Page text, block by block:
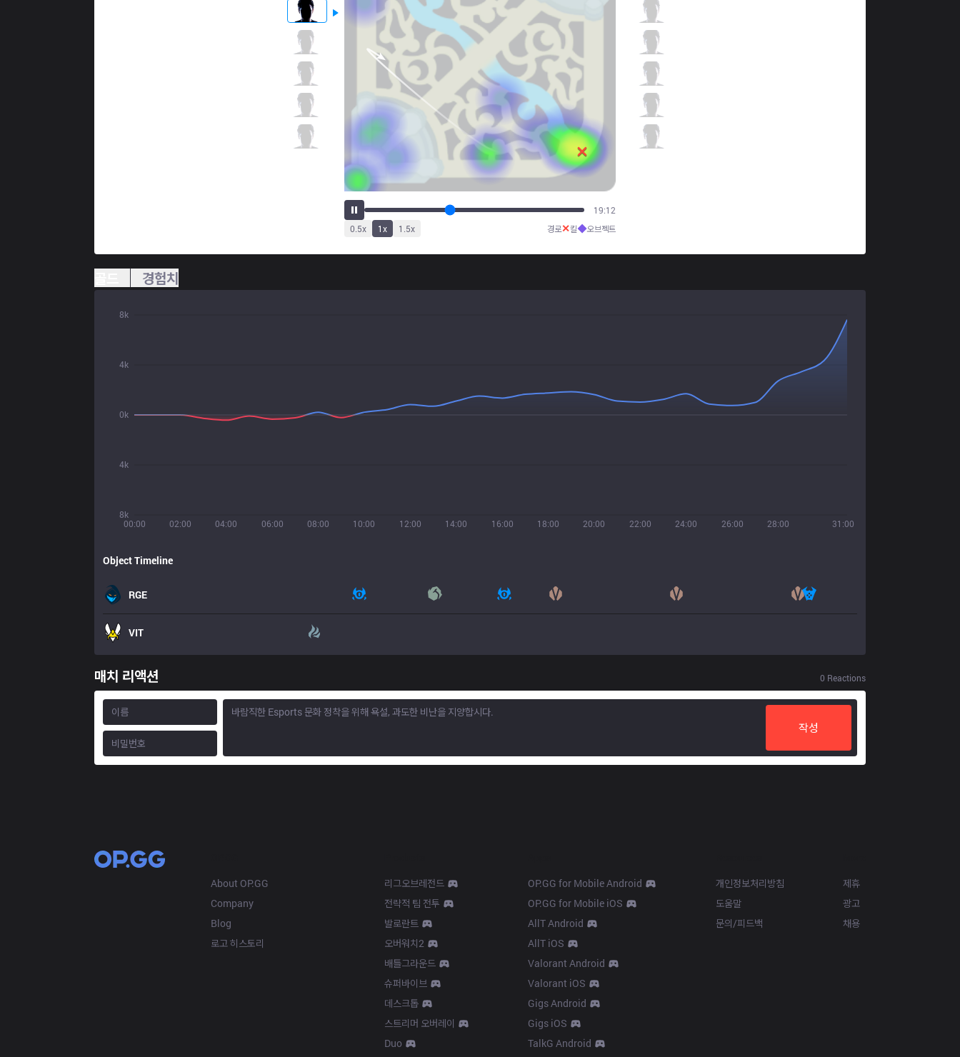
24:07
0.5x 1x 1.5x 경로✕킬◆오브젝트
경험치
00:00 02:00 04:00 06:00 08:00 10:00 12:00 14:00 16:00 18:00 20:00 22:00 24:00 26:00 28:00 31:00
8k
4k
0k
4k
8k
Object Timeline
RGE
VIT
매치 리액션 0 Reactions
작성
About OP.GG
Company
Blog
로고 히스토리
리그오브레전드
전략적 팀 전투
발로란트
오버워치2
배틀그라운드
슈퍼바이브
데스크톱
스트리머 오버레이
Duo
OP.GG for Mobile Android
OP.GG for Mobile iOS
AllT Android
AllT iOS
Valorant Android
Valorant iOS
Gigs Android
Gigs iOS
TalkG Android
개인정보처리방침
도움말
문의/피드백
제휴
광고
채용